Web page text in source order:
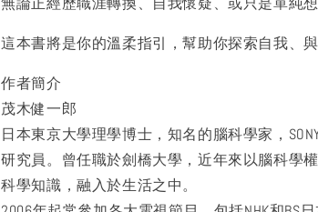
這本書將是你的溫柔指引，幫助你探索自我、與
作者簡介
茂木健一郎
日本東京大學理學博士，知名的腦科學家，
研究員。曾任職於劍橋大學，近年來以腦科學
科學知識，融入於生活之中。